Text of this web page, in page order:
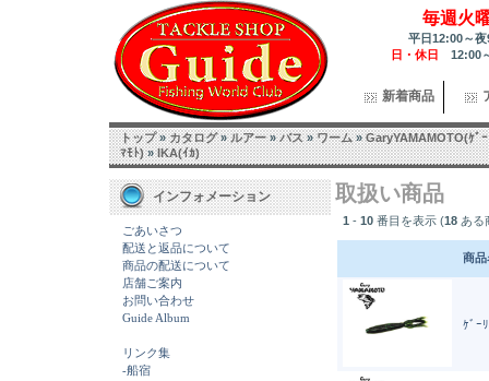
毎週火
平日12:00～
日・休日 12:00
新着商品
トップ»カタログ»ルアー»バス»ワーム»GaryYAMAMOTO(ｹﾞ
ﾏﾓﾄ)»IKA(ｲｶ)
インフォメーション
ごあいさつ
配送と返品について
商品の配送について
店舗ご案内
お問い合わせ
Guide Album
リンク集
-船宿
取扱い商品
1 - 10 番目を表示 (18 ある
商品
ｹﾞｰ